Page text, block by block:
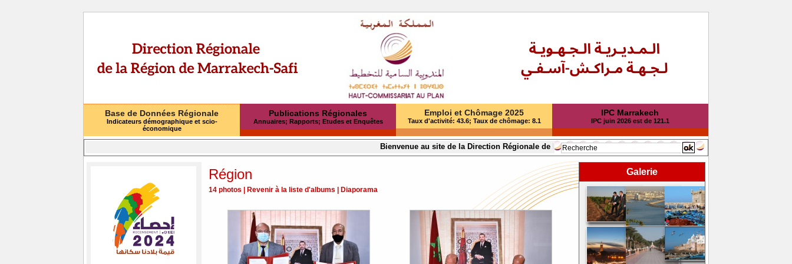
Base de Données Régionale
Indicateurs démographique et scio-
économique
Publications Régionales
Annuaires; Rapports; Etudes et Enquêtes
Emploi et Chômage 2025
Taux d'activité: 43.6; Taux de chômage: 8.1
IPC Marrakech
IPC juin 2026 est de 121.1
Bienvenue au site de la Direction Régionale de Marrakech-Safi
Région
14 photos Revenir à la liste d'albums Diaporama
Galerie